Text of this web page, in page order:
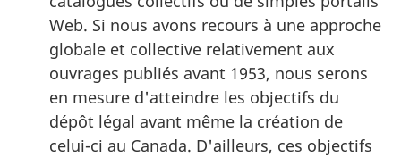
Web. Si nous avons recours à une approche
globale et collective relativement aux
ouvrages publiés avant 1953, nous serons
en mesure d'atteindre les objectifs du
dépôt légal avant même la création de
celui-ci au Canada. D'ailleurs, ces objectifs